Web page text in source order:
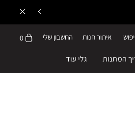
המתנות גלי עוד
איתור חנות החשבון שלי 0